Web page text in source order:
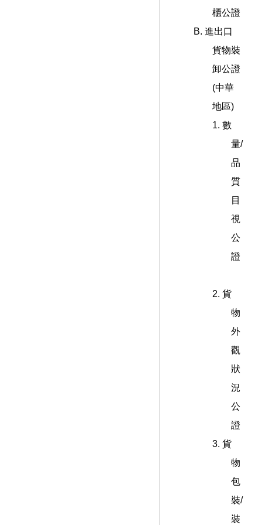
櫃公證
B. 進出口
貨物裝
卸公證
(中華
地區)
1. 數
量/
品
質
目
視
公
證
2. 貨
物
外
觀
狀
況
公
證
3. 貨
物
包
裝/
裝